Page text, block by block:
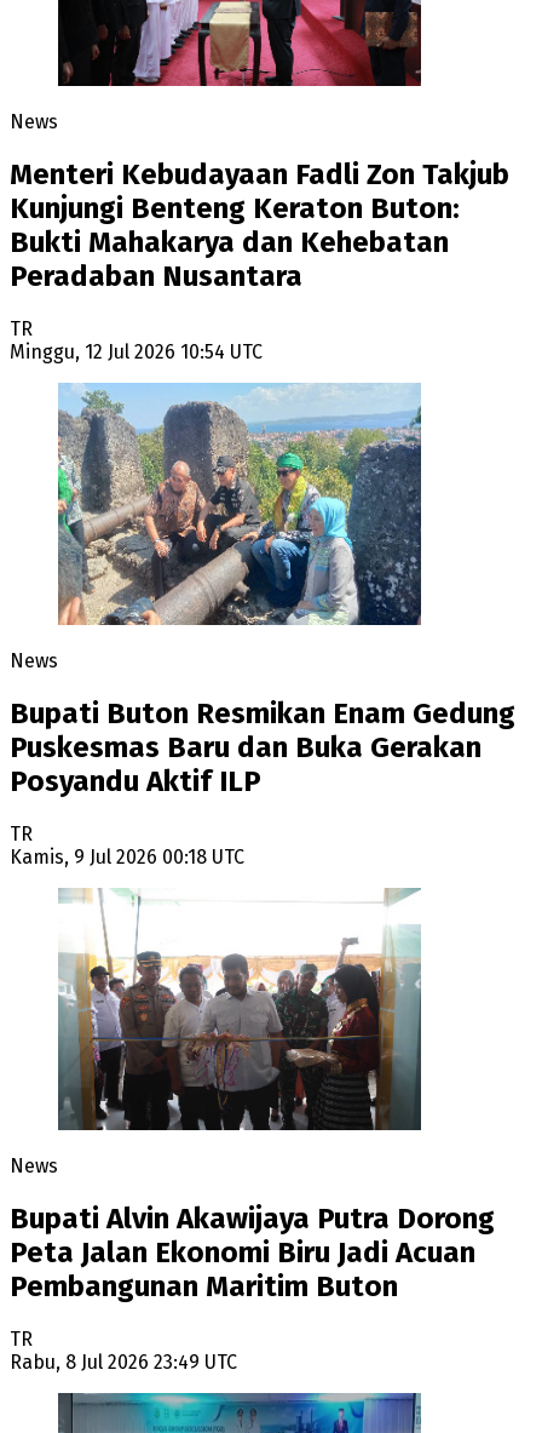
News
Menteri Kebudayaan Fadli Zon Takjub
Kunjungi Benteng Keraton Buton:
Bukti Mahakarya dan Kehebatan
Peradaban Nusantara
TR
Minggu, 12 Jul 2026 10:54 UTC
News
Bupati Buton Resmikan Enam Gedung
Puskesmas Baru dan Buka Gerakan
Posyandu Aktif ILP
TR
Kamis, 9 Jul 2026 00:18 UTC
News
Bupati Alvin Akawijaya Putra Dorong
Peta Jalan Ekonomi Biru Jadi Acuan
Pembangunan Maritim Buton
TR
Rabu, 8 Jul 2026 23:49 UTC